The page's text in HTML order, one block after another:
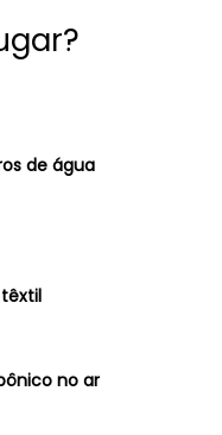
de água
no ar